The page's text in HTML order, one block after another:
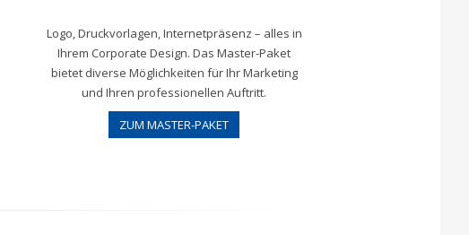
Logo, Druckvorlagen, Internetpräsenz – alles in
Ihrem Corporate Design. Das Master-Paket
bietet diverse Möglichkeiten für Ihr Marketing
und Ihren professionellen Auftritt.
ZUM MASTER-PAKET